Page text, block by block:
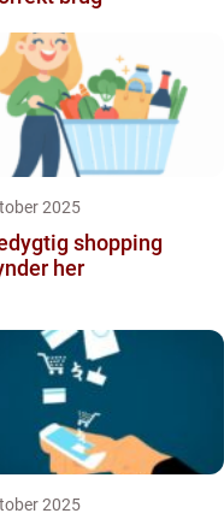
2025
shopping
her
2025